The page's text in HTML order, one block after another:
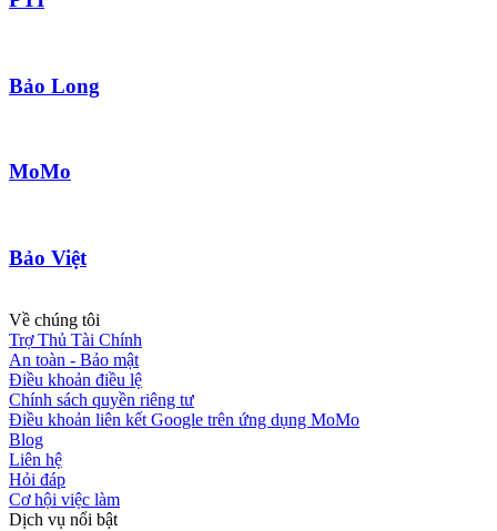
Bảo Long
MoMo
Bảo Việt
Về chúng tôi
Trợ Thủ Tài Chính
An toàn - Bảo mật
Điều khoản điều lệ
Chính sách quyền riêng tư
Điều khoản liên kết Google trên ứng dụng MoMo
Blog
Liên hệ
Hỏi đáp
Cơ hội việc làm
Dịch vụ nổi bật